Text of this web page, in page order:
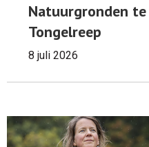
Natuurgronden
Tongelreep
8 juli 2026